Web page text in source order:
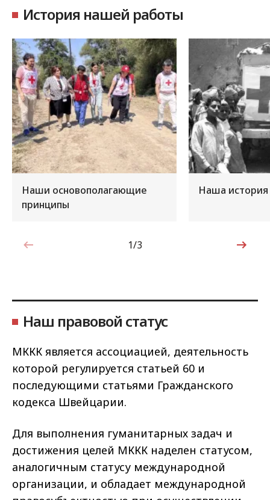
История нашей работы
Наши основополагающие
принципы
Наша история
1 из 3
1/3
Наш правовой статус
МККК является ассоциацией, деятельность
которой регулируется статьей 60 и
последующими статьями Гражданского
кодекса Швейцарии.
Для выполнения гуманитарных задач и
достижения целей МККК наделен статусом,
аналогичным статусу международной
организации, и обладает международной